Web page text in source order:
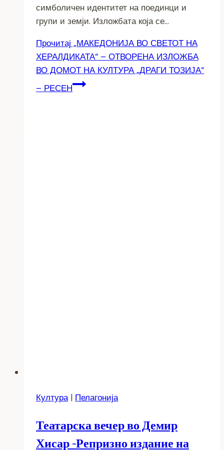
симболичен идентитет на поединци и
групи и земји. Изложбата која се…
Прочитај „МАКЕДОНИЈА ВО СВЕТОТ НА
ХЕРАЛДИКАТА“ – ОТВОРЕНА ИЗЛОЖБА
ВО ДОМОТ НА КУЛТУРА „ДРАГИ ТОЗИЈА“
– РЕСЕН
Култура| Пелагонија
Театарска вечер во Демир
Хисар -Репризно издание на